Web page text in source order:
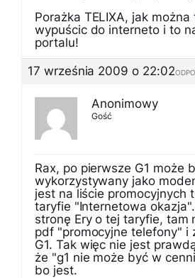
Porażka TELIXA, jak
wypuścic do interneto i to
portalu!
17 września 2009 o 22:02
Anonimowy
Gość
Rax, po pierwsze G1 może
wykorzystywany jako
jest na liście promocyjnych
taryfie "Internetowa
stronę Ery o tej taryfie, tam
pdf "promocyjne telefony" i
G1. Tak więc nie jest
że "g1 nie może być w
bo jest.